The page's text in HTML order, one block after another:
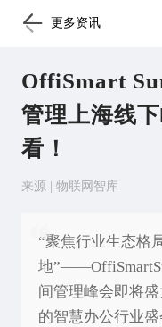
更多资讯
OffiSmart
管理上海线
看！
来源 | 物联网智库
“聚焦行业生态格
地
间管理峰会即将
的智慧办公行业盛